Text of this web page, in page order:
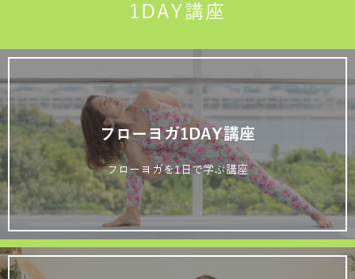
1DAY講座
フローヨガ1DAY講座
フローヨガを1日で学ぶ講座